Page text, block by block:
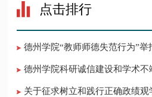
点击排行
德州学院“教师师德失范行为”举
德州学院科研诚信建设和学术不端行为举报投诉电